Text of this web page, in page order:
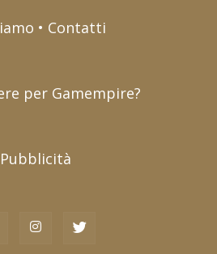
• Contatti
per Gamempire?
Pubblicità